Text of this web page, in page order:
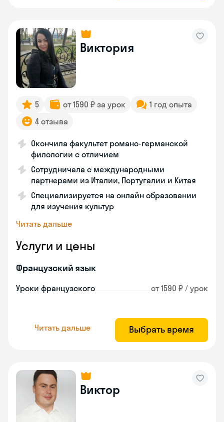
Виктория
5 от 1590 ₽ за урок
1 год опыта
4 отзыва
Окончила факультет романо-германской
филологии с отличием
Сотрудничала с международными
партнерами из Италии, Португалии и Китая
Специализируется на онлайн образовании
для изучения культур
Читать дальше
Услуги и цены
Французский язык
Уроки французского от 1590 ₽ / урок
Читать дальше Выбрать время
Виктор